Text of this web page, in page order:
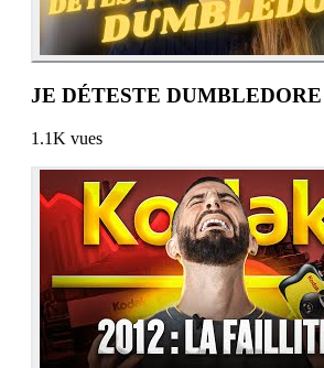
JE DÉTESTE
1.1K vues